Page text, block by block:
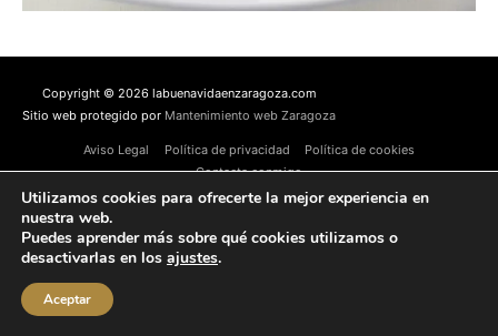
Copyright © 2026 labuenavidaenzaragoza.com
Sitio web protegido por Mantenimiento web Zaragoza
Aviso Legal Política de privacidad
Política de cookies
Contacta conmigo
Utilizamos cookies para ofrecerte la mejor experiencia en
nuestra web.
Puedes aprender más sobre qué cookies utilizamos o
desactivarlas en los ajustes.
Aceptar